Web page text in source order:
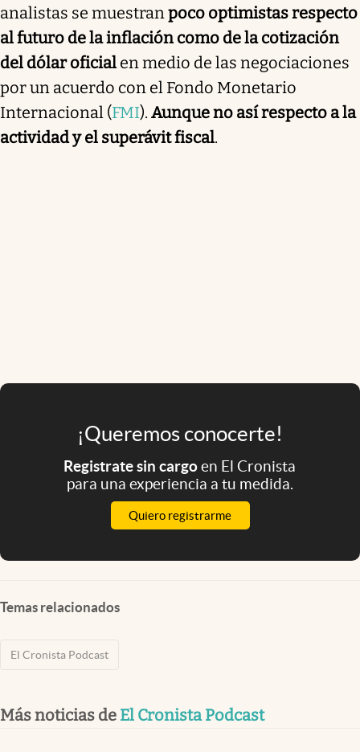
analistas se muestranpoco optimistas respecto
al futuro de la inflación como de la cotización
del dólar oficial en medio de las negociaciones
por un acuerdo con el Fondo Monetario
Internacional (FMI). Aunque no así respecto a la
actividad y el superávit fiscal.
¡Queremos conocerte!
Registrate sin cargoen El Cronista
para una experiencia a tu medida.
Quiero registrarme
Temas relacionados
El Cronista Podcast
Más noticias de El Cronista Podcast